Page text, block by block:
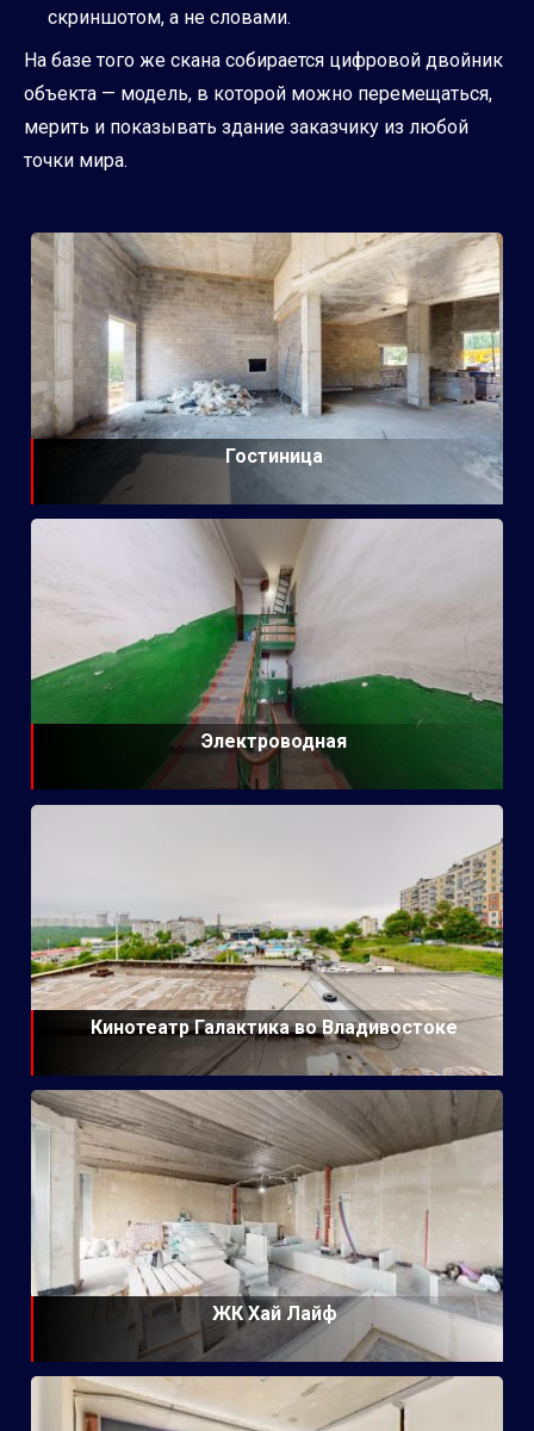
скриншотом, а не словами.
На базе того же скана собирается цифровой двойник
объекта — модель, в которой можно перемещаться,
мерить и показывать здание заказчику из любой
точки мира.
Гостиница
Электроводная
Кинотеатр Галактика во Владивостоке
ЖК Хай Лайф